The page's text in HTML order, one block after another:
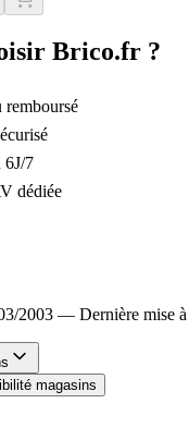
Brico.fr ?
remboursé
6J/7
dédiée
2003 — Dernière mise
magasins